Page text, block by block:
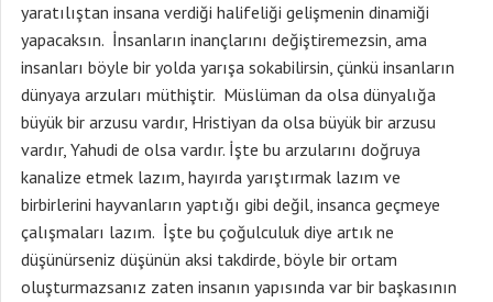
yaratılıştan insana verdiği halifeliği gelişmenin dinamiği
yapacaksın. İnsanların inançlarını değiştiremezsin, ama
insanları böyle bir yolda yarışa sokabilirsin, çünkü insanların
dünyaya arzuları müthiştir. Müslüman da olsa dünyalığa
büyük bir arzusu vardır, Hristiyan da olsa büyük bir arzusu
vardır, Yahudi de olsa vardır. İşte bu arzularını doğruya
kanalize etmek lazım, hayırda yarıştırmak lazım ve
birbirlerini hayvanların yaptığı gibi değil, insanca geçmeye
çalışmaları lazım. İşte bu çoğulculuk diye artık ne
düşünürseniz düşünün aksi takdirde, böyle bir ortam
oluşturmazsanız zaten insanın yapısında var bir başkasının